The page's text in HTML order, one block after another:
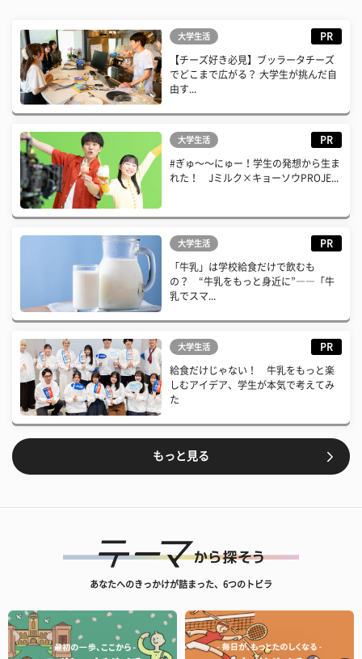
大学生活 PR
【チーズ好き必見】ブッラータチーズ
でどこまで広がる？ 大学生が挑んだ自
由す...
大学生活 PR
#ぎゅ〜〜にゅー！学生の発想から生ま
れた！ Jミルク×キョーソウPROJE...
大学生活 PR
「牛乳」は学校給食だけで飲むも
の？ “牛乳をもっと身近に”――「牛
乳でスマ...
大学生活 PR
給食だけじゃない！ 牛乳をもっと楽
しむアイデア、学生が本気で考えてみ
た
もっと見る
あなたへのきっかけが詰まった、6つのトビラ